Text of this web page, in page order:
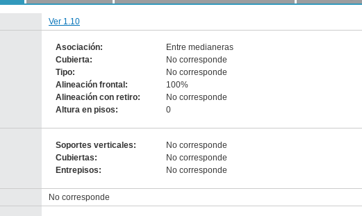
422770
tamaño original
Florida
tamaño
original
Ver 1.10
Asociación:
Entre medianeras
Cubierta:
No corresponde
Tipo:
No corresponde
Alineación frontal:
100%
Alineación con retiro:
No corresponde
-
Altura en pisos: 0
Soportes verticales:
No corresponde
Cubiertas:
No corresponde
Entrepisos:
No corresponde
No corresponde